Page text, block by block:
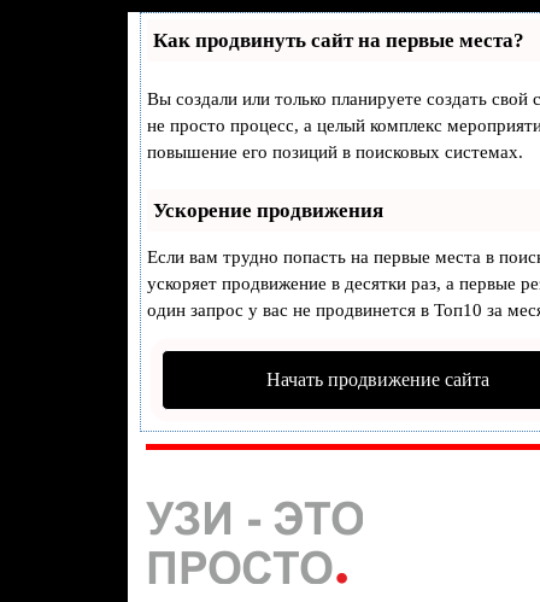
Как продвинуть сайт на первые места?
Вы создали или только планируете создать свой
не просто процесс, а целый комплекс
повышение его позиций в поисковых системах.
Ускорение продвижения
Если вам трудно попасть на первые места в
ускоряет продвижение в десятки раз, а первые
один запрос у вас не продвинется в Топ10 за
Начать продвижение сайта